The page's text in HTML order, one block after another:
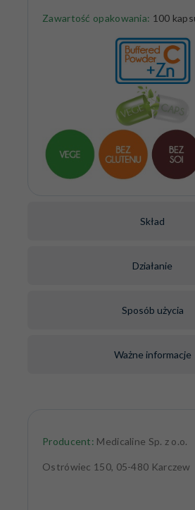
Skład
Działanie
Sposób użycia
Ważne informacje
Zawartość opakowania: 100
Producent: Medicaline Sp. z o.o.
Ostrówiec 150, 05-480 Karczew